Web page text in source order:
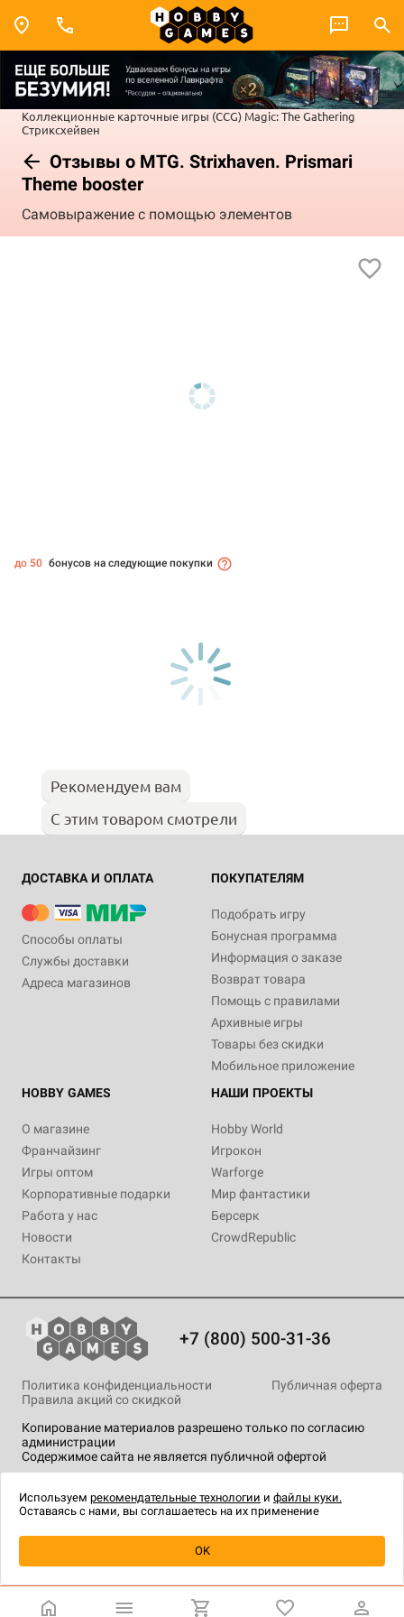
Коллекционные карточные игры (CCG) Magic: The Gathering
Стриксхейвен
Отзывы о MTG. Strixhaven. Prismari
Theme booster
Самовыражение с помощью элементов
Уведомить о наличии
до 50 бонусов на следующие покупки
Рекомендуем вам
С этим товаром смотрели
ДОСТАВКА И ОПЛАТА
Способы оплаты
Службы доставки
Адреса магазинов
ПОКУПАТЕЛЯМ
Подобрать игру
Бонусная программа
Информация о заказе
Возврат товара
Помощь с правилами
Архивные игры
Товары без скидки
Мобильное приложение
HOBBY GAMES
О магазине
Франчайзинг
Игры оптом
Корпоративные подарки
Работа у нас
Новости
Контакты
НАШИ ПРОЕКТЫ
Hobby World
Игрокон
Warforge
Мир фантастики
Берсерк
CrowdRepublic
+7 (800) 500-31-36
Копирование материалов разрешено только по согласию
администрации
Содержимое сайта не является публичной офертой
Политика конфиденциальности
Публичная оферта
Правила акций со скидкой
технологии.
Используем рекомендательные технологии и файлы куки.
Оставаясь с нами, вы соглашаетесь на их применение
OK